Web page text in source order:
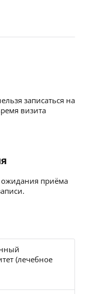
записаться на
визита
приёма
(лечебное